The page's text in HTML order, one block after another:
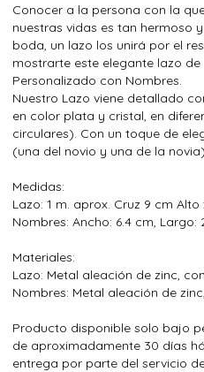
Conocer a la persona con la
nuestras vidas es tan hermoso
boda, un lazo los unirá por el
mostrarte este elegante lazo
Personalizado con Nombres.
Nuestro Lazo viene detallado
en color plata y cristal, en
circulares). Con un toque de
(una del novio y una de la
Medidas:
Lazo: 1 m. aprox. Cruz 9 cm
Nombres: Ancho: 6.4 cm, Largo:
Materiales:
Lazo: Metal aleación de zinc,
Nombres: Metal aleación de
Producto disponible solo bajo
de aproximadamente 30 días
entrega por parte del servicio